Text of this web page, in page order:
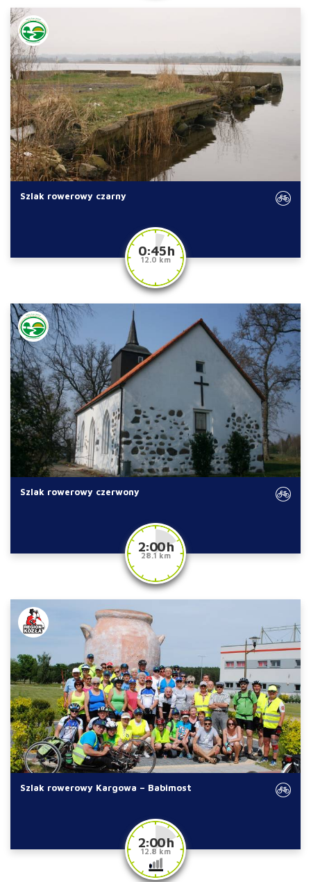
Szlak rowerowy czarny
0:45 h
12.0 km
Szlak rowerowy czerwony
2:00 h
28.1 km
Szlak rowerowy Kargowa – Babimost
2:00 h
12.8 km